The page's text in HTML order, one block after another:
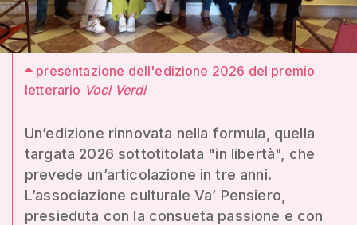
presentazione dell'edizione 2026 del premio
letterario Voci Verdi
Un’edizione rinnovata nella formula, quella
targata 2026 sottotitolata "in libertà", che
prevede un’articolazione in tre anni.
L’associazione culturale Va’ Pensiero,
presieduta con la consueta passione e con